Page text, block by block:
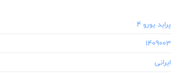
‎1409003